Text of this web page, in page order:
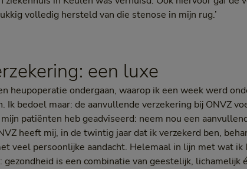
volledig hersteld van die stenose in mijn rug.’
een luxe
heupoperatie ondergaan, waarop ik een week werd
Ik bedoel maar: de aanvullende verzekering bij ONVZ
patiënten heb geadviseerd: neem nou een
heeft mij, in de twintig jaar dat ik verzekerd ben,
veel persoonlijke aandacht. Helemaal in lijn met wat ik
is een combinatie van geestelijk, lichamelijk